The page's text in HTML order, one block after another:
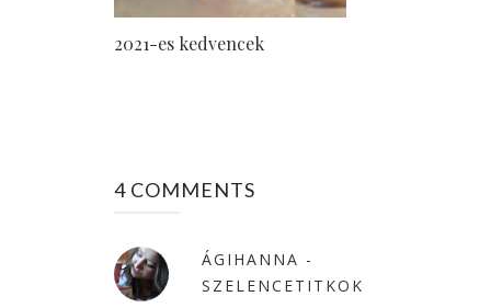
2021-es kedvencek
4 COMMENTS
ÁGIHANNA -
SZELENCETITKOK